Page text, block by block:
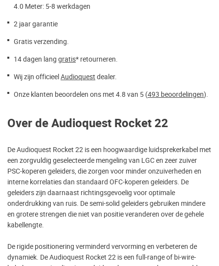
4.0 Meter: 5-8 werkdagen
2 jaar garantie
Gratis verzending.
14 dagen lang gratis* retourneren.
Wij zijn officieelAudioquest dealer.
Onze klanten beoordelen ons met 4.8 van 5 (493 beoordelingen).
Over de Audioquest Rocket 22
De Audioquest Rocket 22 is een hoogwaardige luidsprekerkabel met
een zorgvuldig geselecteerde mengeling van LGC en zeer zuiver
PSC-koperen geleiders, die zorgen voor minder onzuiverheden en
interne korrelaties dan standaard OFC-koperen geleiders. De
geleiders zijn daarnaast richtingsgevoelig voor optimale
onderdrukking van ruis. De semi-solid geleiders gebruiken mindere
en grotere strengen die niet van positie veranderen over de gehele
kabellengte.
De rigide positionering verminderd vervorming en verbeteren de
dynamiek. De Audioquest Rocket 22 is een full-range of bi-wire-